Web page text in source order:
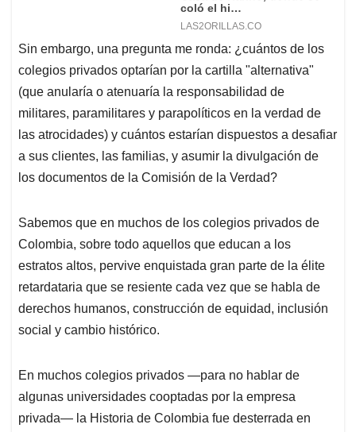
Sin embargo, una pregunta me ronda: ¿cuántos de los
colegios privados optarían por la cartilla "alternativa"
(que anularía o atenuaría la responsabilidad de
militares, paramilitares y parapolíticos en la verdad de
las atrocidades) y cuántos estarían dispuestos a desafiar
a sus clientes, las familias, y asumir la divulgación de
los documentos de la Comisión de la Verdad?
Sabemos que en muchos de los colegios privados de
Colombia, sobre todo aquellos que educan a los
estratos altos, pervive enquistada gran parte de la élite
retardataria que se resiente cada vez que se habla de
derechos humanos, construcción de equidad, inclusión
social y cambio histórico.
En muchos colegios privados —para no hablar de
algunas universidades cooptadas por la empresa
privada— la Historia de Colombia fue desterrada en